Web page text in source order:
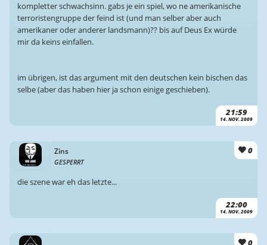
21:59
14. NOV. 2009
kompletter schwachsinn. gabs je ein spiel, wo ne amerikanische
terroristengruppe der feind ist (und man selber aber auch
amerikaner oder anderer landsmann)?? bis auf Deus Ex würde
mir da keins einfallen.
im übrigen, ist das argument mit den deutschen kein bischen das
selbe (aber das haben hier ja schon einige geschieben).
Zins
GESPERRT
0
22:00
14. NOV. 2009
die szene war eh das letzte...
0